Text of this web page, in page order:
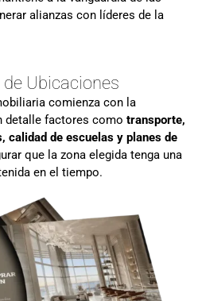
alianzas con líderes de la
Ubicaciones
comienza con la
detalle factores como transporte,
calidad de escuelas y planes de
que la zona elegida tenga una
en el tiempo.